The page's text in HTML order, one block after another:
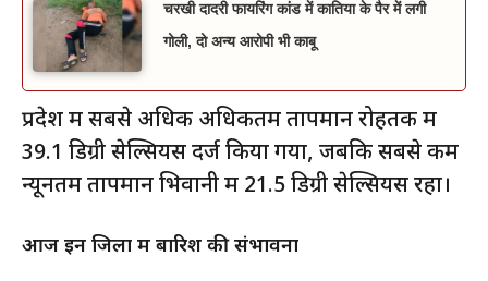
चरखी दादरी फायरिंग कांड में कातिया के पैर में लगी
गोली, दो अन्य आरोपी भी काबू
प्रदेश में सबसे अधिक अधिकतम तापमान रोहतक में
39.1 डिग्री सेल्सियस दर्ज किया गया, जबकि सबसे कम
न्यूनतम तापमान भिवानी में 21.5 डिग्री सेल्सियस रहा।
आज इन जिलों में बारिश की संभावना